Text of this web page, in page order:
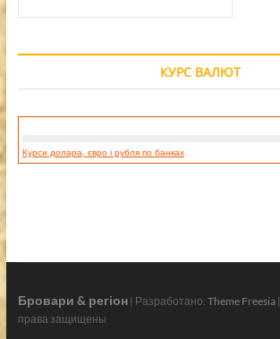
КУРС ВАЛЮТ
Курси долара, євро і рубля по банках
Бровари & регіон| Разработано: Theme Freesia|
права защищены